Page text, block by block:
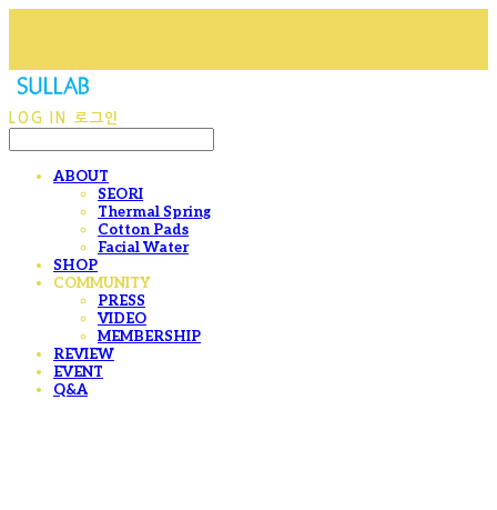
LOG IN 로그인
ABOUT
SEORI
Thermal Spring
Cotton Pads
Facial Water
SHOP
COMMUNITY
PRESS
VIDEO
MEMBERSHIP
REVIEW
EVENT
Q&A